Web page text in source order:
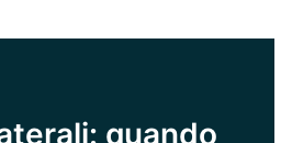
quando